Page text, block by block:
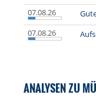
07.08.26
07.08.26
ANALYSEN ZU